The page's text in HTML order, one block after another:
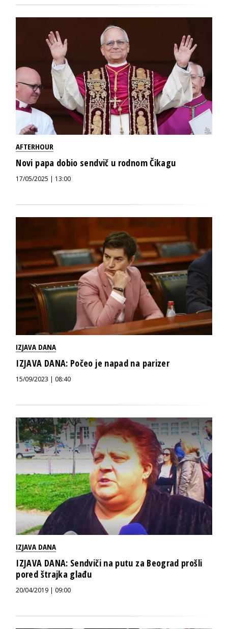
AFTERHOUR
Novi papa dobio sendvič u rodnom Čikagu
17/05/2025 | 13:00
IZJAVA DANA
IZJAVA DANA: Počeo je napad na parizer
15/09/2023 | 08:40
IZJAVA DANA
IZJAVA DANA: Sendviči na putu za Beograd prošli
pored štrajka glađu
20/04/2019 | 09:00